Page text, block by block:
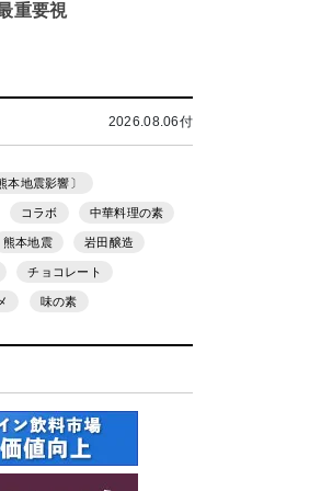
重要視
2026.08.06付
本地震影響〕
コラボ 中華料理の素
熊本地震 岩田醸造
チョコレート
味の素